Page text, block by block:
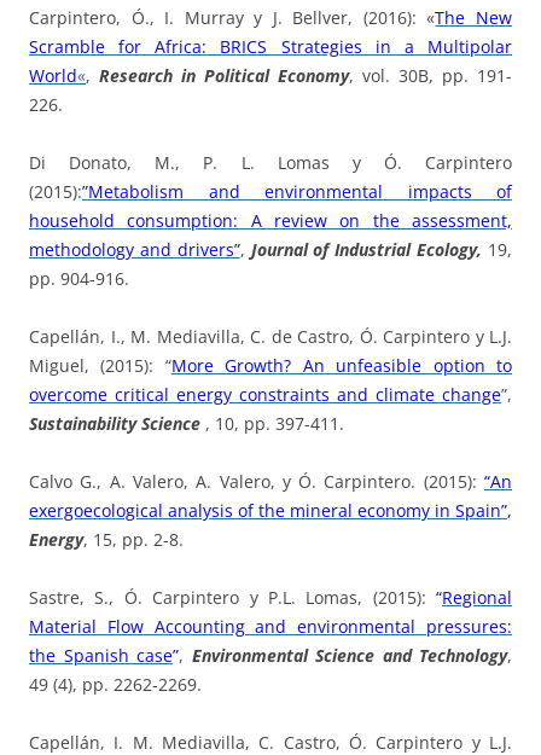
Carpintero, Ó., I. Murray y J. Bellver, (2016): «The New
Scramble for Africa: BRICS Strategies in a Multipolar
World«, Research in Political Economy, vol. 30B, pp. 191-
226.
Di Donato, M., P. L. Lomas y Ó. Carpintero
(2015):”Metabolism and environmental impacts of
household consumption: A review on the assessment,
methodology and drivers”, Journal of Industrial Ecology, 19,
pp. 904-916.
Capellán, I., M. Mediavilla, C. de Castro, Ó. Carpintero y L.J.
Miguel, (2015): “More Growth? An unfeasible option to
overcome critical energy constraints and climate change”,
Sustainability Science , 10, pp. 397-411.
Calvo G., A. Valero, A. Valero, y Ó. Carpintero. (2015): “An
exergoecological analysis of the mineral economy in Spain”,
Energy, 15, pp. 2-8.
Sastre, S., Ó. Carpintero y P.L. Lomas, (2015): “Regional
Material Flow Accounting and environmental pressures:
the Spanish case”, Environmental Science and Technology,
49 (4), pp. 2262-2269.
Capellán, I. M. Mediavilla, C. Castro, Ó. Carpintero y L.J.